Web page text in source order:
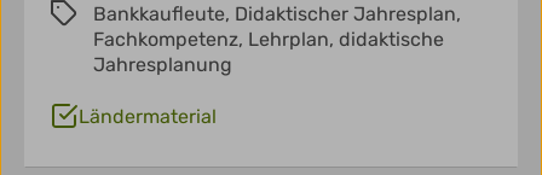
Bankkaufleute, Didaktischer Jahresplan,
Fachkompetenz, Lehrplan, didaktische
Jahresplanung
Ländermaterial